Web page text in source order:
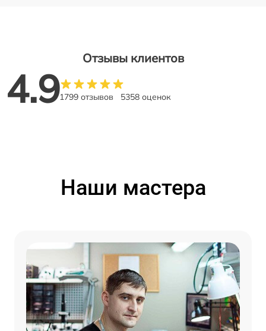
Отзывы клиентов
4.91799 отзывов 5358 оценок
Наши мастера